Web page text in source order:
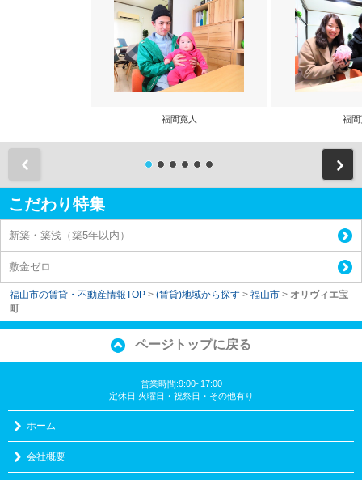
福間寛人 福間
こだわり特集
新築・築浅（築5年以内）
敷金ゼロ
福山市の賃貸・不動産情報TOP > (賃貸)地域から探す > 福山市 > オリヴィエ宝
町
ページトップに戻る
営業時間:9:00~17:00
定休日:火曜日・祝祭日・その他有り
ホーム
会社概要